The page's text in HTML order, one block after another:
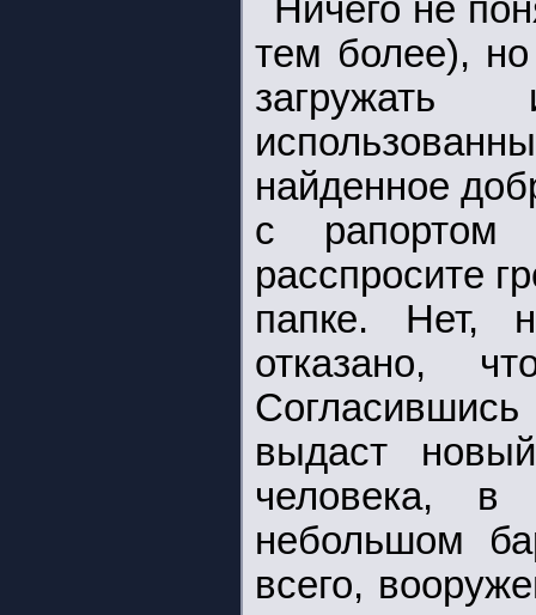
Ничего не
тем более),
загружать
найденное
с рапортом
расспросите
папке. Нет,
отказано,
выдаст
человека,
небольшом
всего,